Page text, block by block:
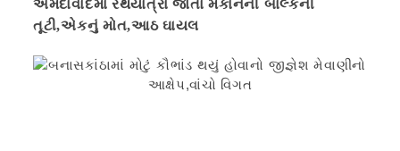
અમદાવાદમાં રથયાત્રા જોતા મકાનની બાલ્કની
તૂટી,એકનું મોત,આઠ ઘાયલ